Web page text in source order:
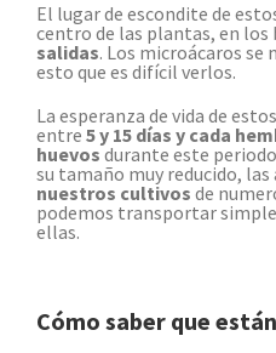
El lugar de escondite de
centro de las plantas, en los
salidas. Los microácaros se
esto que es difícil verlos.
La esperanza de vida de
entre 5 y 15 días y cada
huevos durante este
su tamaño muy reducido, las
nuestros cultivos de
podemos transportar
ellas.
Cómo saber que